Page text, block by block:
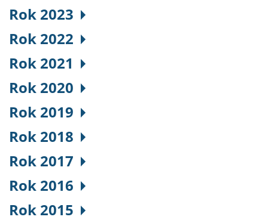
Rok 2023
Rok 2022
Rok 2021
Rok 2020
Rok 2019
Rok 2018
Rok 2017
Rok 2016
Rok 2015